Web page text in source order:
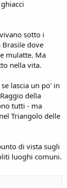
sotto i
Brasile dove
mulatte. Ma
nella vita.
lascia un po' in
della
tutti - ma
Triangolo delle
di vista sugli
luoghi comuni.